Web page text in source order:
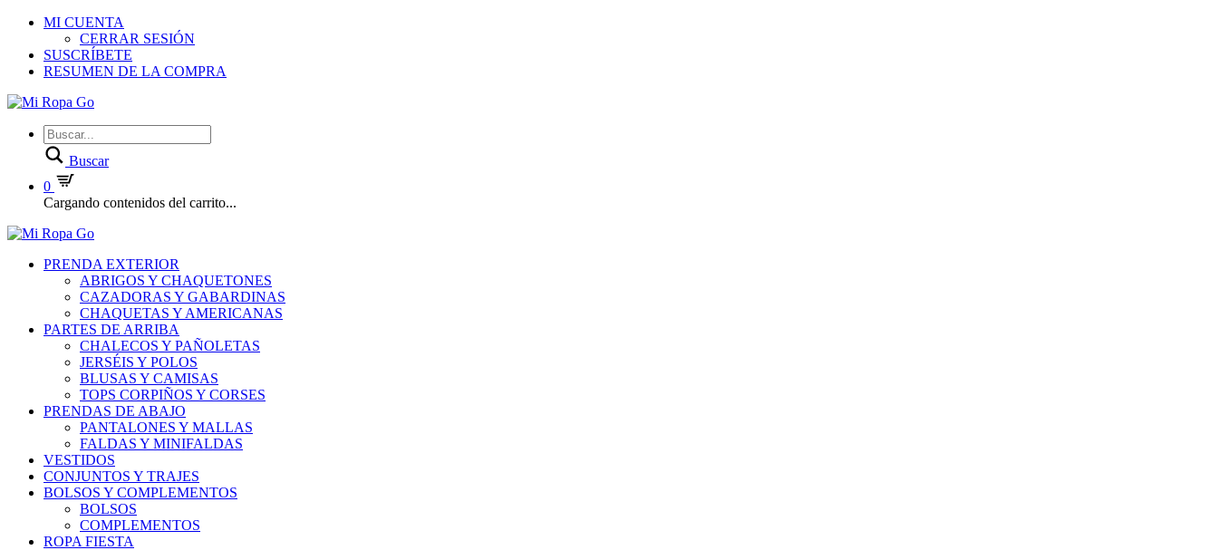
MI CUENTA
CERRAR SESIÓN
SUSCRÍBETE
RESUMEN DE LA COMPRA
Buscar
0
Cargando contenidos del carrito...
PRENDA EXTERIOR
ABRIGOS Y CHAQUETONES
CAZADORAS Y GABARDINAS
CHAQUETAS Y AMERICANAS
PARTES DE ARRIBA
CHALECOS Y PAÑOLETAS
JERSÉIS Y POLOS
BLUSAS Y CAMISAS
TOPS CORPIÑOS Y CORSES
PRENDAS DE ABAJO
PANTALONES Y MALLAS
FALDAS Y MINIFALDAS
VESTIDOS
CONJUNTOS Y TRAJES
BOLSOS Y COMPLEMENTOS
BOLSOS
COMPLEMENTOS
ROPA FIESTA